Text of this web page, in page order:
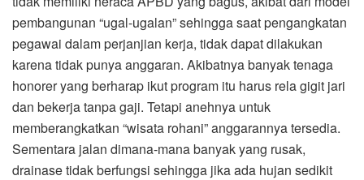
pembangunan “ugal-ugalan” sehingga saat pengangkatan
pegawai dalam perjanjian kerja, tidak dapat dilakukan
karena tidak punya anggaran. Akibatnya banyak tenaga
honorer yang berharap ikut program itu harus rela gigit jari
dan bekerja tanpa gaji. Tetapi anehnya untuk
memberangkatkan “wisata rohani” anggarannya tersedia.
Sementara jalan dimana-mana banyak yang rusak,
drainase tidak berfungsi sehingga jika ada hujan sedikit